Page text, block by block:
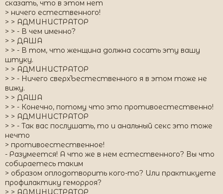
сказать, что в этом нет
> ничего естественного!
> > АДМИНИСТРАТОР
> > - В чем именно?
> > ДАША
> > - В том, что женщина должна сосать эту вашу
штуку.
> > АДМИНИСТРАТОР
> > - Ничего сверхЪестественного я в этом тоже не
вижу.
> > ДАША
> > - Конечно, потому что это противоестественно!
> > АДМИНИСТРАТОР
> > - Так вас послушать, то и анальный секс это тоже
нечто
> противоестественное!
- Разумеется! А что же в нем естественного? Вы что
собираетесь таким
> образом оплодотворить кого-то? Или практикуете
профилактику геморроя?
> > АДМИНИСТРАТОР